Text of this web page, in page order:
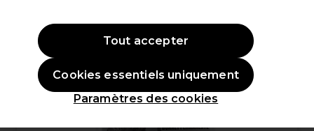
OFFRE
Paramètres des cookies
Cookies essentiels uniquement
Tout accepter